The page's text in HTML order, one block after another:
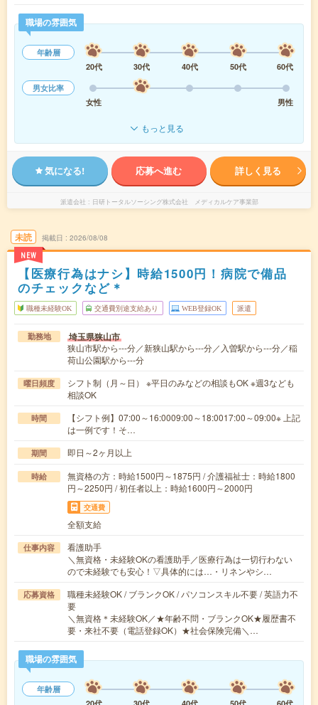
職場の雰囲気
年齢層
20代
30代 40代 50代
60代
男女比率
女性
男性
もっと見る
気になる! 応募へ進む 詳しく見る
派遣会社 日研トータルソーシング株式会社 メディカルケア事業部
未読
NEW
掲載日 2026/08/08
【医療行為はナシ】時給1500円！病院で備品
のチェックなど＊
職種未経験OK 交通費別途支給あり WEB登録OK 派遣
勤務地 埼玉県狭山市
狭山市駅から---分／新狭山駅から---分／入曽駅から---分／稲
荷山公園駅から---分
曜日頻度
シフト制（月～日） ※平日のみなどの相談もOK ※週3なども
相談OK
時間
【シフト例】07:00～16:0009:00～18:0017:00～09:00※ 上記
は一例です！そ…
期間 即日～2ヶ月以上
時給
無資格の方：時給1500円～1875円 / 介護福祉士：時給1800
円～2250円 / 初任者以上：時給1600円～2000円
交通費
全額支給
仕事内容
看護助手
＼無資格・未経験OKの看護助手／医療行為は一切行わない
ので未経験でも安心！▽具体的には…・リネンやシ…
応募資格
職種未経験OK / ブランクOK / パソコンスキル不要 / 英語力不
要
＼無資格＊未経験OK／★年齢不問・ブランクOK★履歴書不
要・来社不要（電話登録OK）★社会保険完備＼…
職場の雰囲気
年齢層